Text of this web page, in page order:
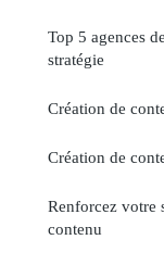
Top 5 agences
stratégie
Création de
Création de
Renforcez votre
contenu